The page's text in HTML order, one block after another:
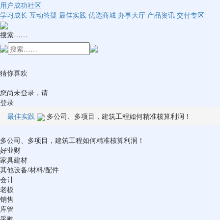
用户成功社区
学习成长 互动答疑 最佳实践 优选商城 办事大厅 产品资讯 交付专区
搜索……
猜你喜欢
您尚未登录，请
登录
最佳实践
多公司、多项目，建筑工程如何精准核算利润！
多公司、多项目，建筑工程如何精准核算利润！
好业财
家具建材
其他设备/材料/配件
会计
老板
销售
库管